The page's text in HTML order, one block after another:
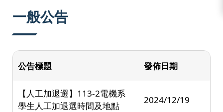
一般公告
公告標題 發佈日期
【人工加退選】113-2電機系
學生人工加退選時間及地點
2024/12/19